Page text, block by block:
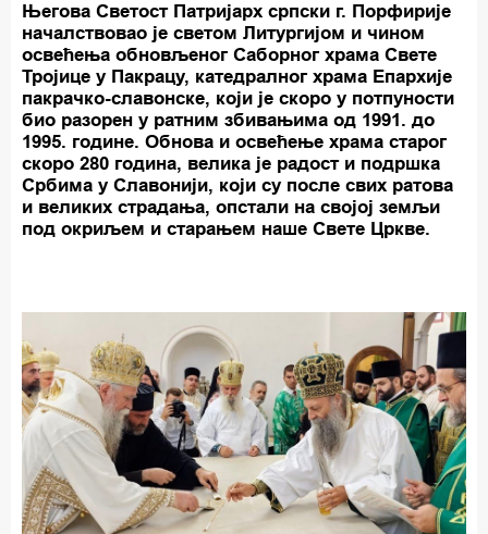
Његова Светост Патријарх српски г. Порфирије
началствовао је светом Литургијом и чином
освећења обновљеног Саборног храма Свете
Тројице у Пакрацу, катедралног храма Епархије
пакрачко-славонске, који је скоро у потпуности
био разорен у ратним збивањима од 1991. до
1995. године. Обнова и освећење храма старог
скоро 280 година, велика је радост и подршка
Србима у Славонији, који су после свих ратова
и великих страдања, опстали на својој земљи
под окриљем и старањем наше Свете Цркве.